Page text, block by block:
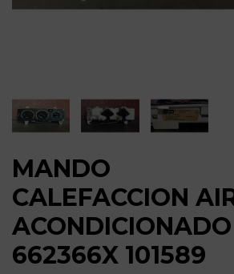
MANDO
CALEFACCION
ACONDICIONADO
662366X 101589